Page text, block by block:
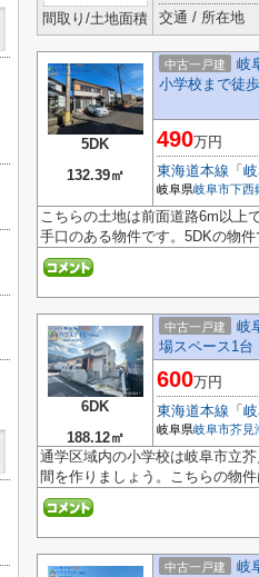
間取り/土地面積
交通 / 所在地
5DK
132.39㎡
中古一戸建
岐
小学校まで徒歩
490万円
東海道本線 「
岐阜県岐阜市下西
こちらの土地は前面道路6m以上
手口のある物件です。5DKの物
6DK
188.12㎡
中古一戸建
岐
場スペース1台
600万円
東海道本線 「
岐阜県岐阜市芥見
通学区域内の小学校は岐阜市立
間を作りましょう。こちらの物
中古一戸建
岐